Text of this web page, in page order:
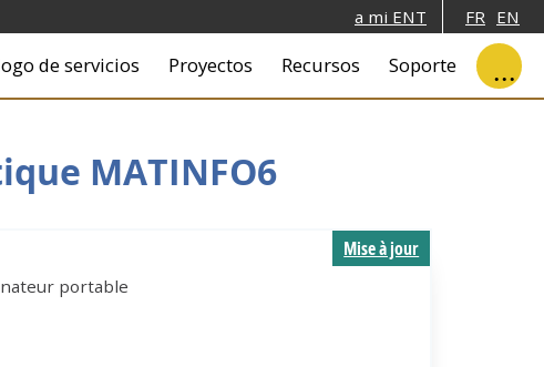
a mi ENT FR EN
de servicios Proyectos Recursos Soporte
MATINFO6
Mise à jour